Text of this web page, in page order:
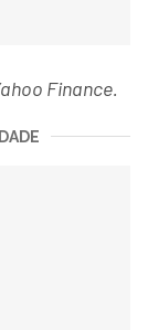
Finance.